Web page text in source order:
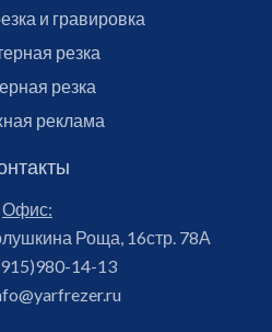
и гравировка
резка
резка
реклама
Офис:
Роща, 16стр. 78А
14-13